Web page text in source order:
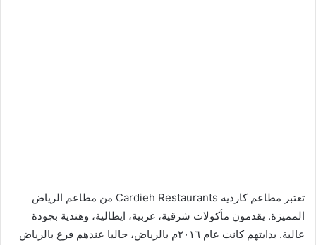
تعتبر مطاعم كارديه Cardieh Restaurants من مطاعم الرياض
المميزة. يقدمون مأكولات شرقية، غربية، ايطالية، وهندية بجودة
عالية. بدايتهم كانت عام ٢٠١٦م بالرياض، حاليا عندهم فرع بالرياض